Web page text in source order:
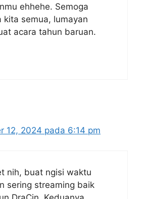
ehhehe. Semoga
kita semua, lumayan
acara tahun baruan.
12, 2024 pada 6:14 pm
nih, buat ngisi waktu
sering streaming baik